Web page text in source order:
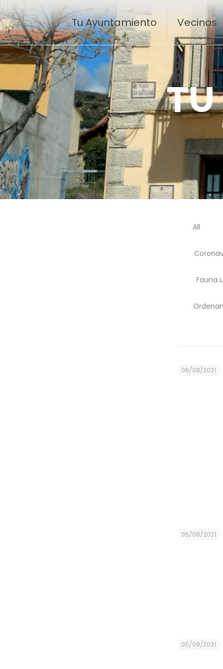
Tu Ayuntamiento Vecinos
TU
All
Fauna
06/08/2021
05/08/2021
05/08/2021